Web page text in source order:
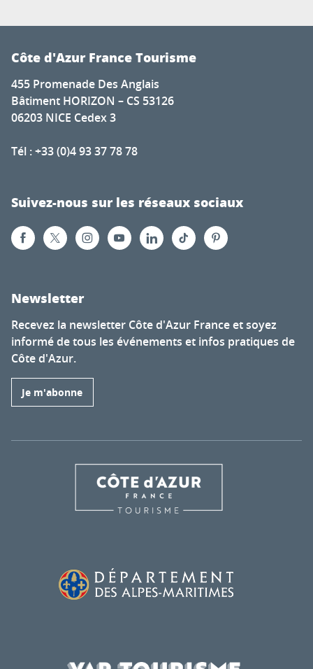
Côte d'Azur France Tourisme
455 Promenade Des Anglais
Bâtiment HORIZON – CS 53126
06203 NICE Cedex 3
Tél : +33 (0)4 93 37 78 78
Suivez-nous sur les réseaux sociaux
Newsletter
Recevez la newsletter Côte d'Azur France et soyez
informé de tous les événements et infos pratiques de
Côte d'Azur.
Je m'abonne